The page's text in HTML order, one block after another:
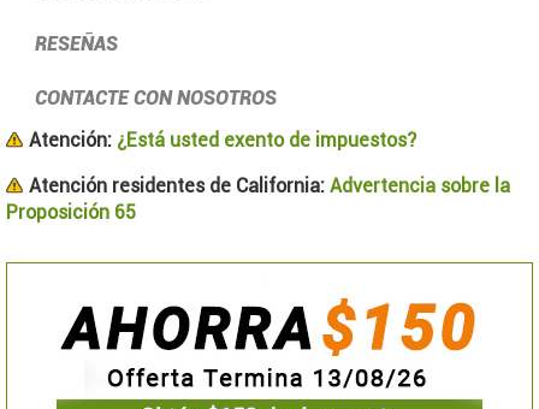
RESEÑAS
CONTACTE CON NOSOTROS
Atención: ¿Está usted exento de impuestos?
Atención residentes de California: Advertencia sobre la
Proposición 65